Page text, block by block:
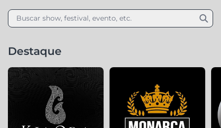
Buscar show, festival, evento, etc.
Destaque